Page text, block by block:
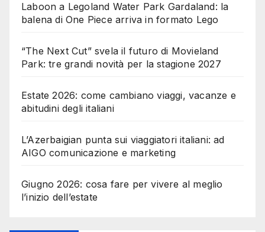
Laboon a Legoland Water Park Gardaland: la
balena di One Piece arriva in formato Lego
“The Next Cut” svela il futuro di Movieland
Park: tre grandi novità per la stagione 2027
Estate 2026: come cambiano viaggi, vacanze e
abitudini degli italiani
L’Azerbaigian punta sui viaggiatori italiani: ad
AIGO comunicazione e marketing
Giugno 2026: cosa fare per vivere al meglio
l’inizio dell’estate